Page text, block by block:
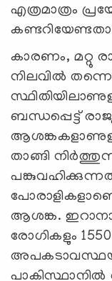
എത്രമാത്രം
കാരണം, മറ്റു
നിലവിൽ
ബന്ധപ്പെട്ട്
താങ്ങി
ആശങ്ക.
രോഗികളും